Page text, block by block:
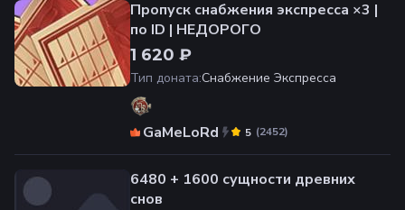
Пропуск снабжения экспресса ×3 |
по ID | НЕДОРОГО
1 620 ₽
Тип доната:Снабжение Экспресса
GaMeLoRd (2452)
5
6480 + 1600 сущности древних
снов